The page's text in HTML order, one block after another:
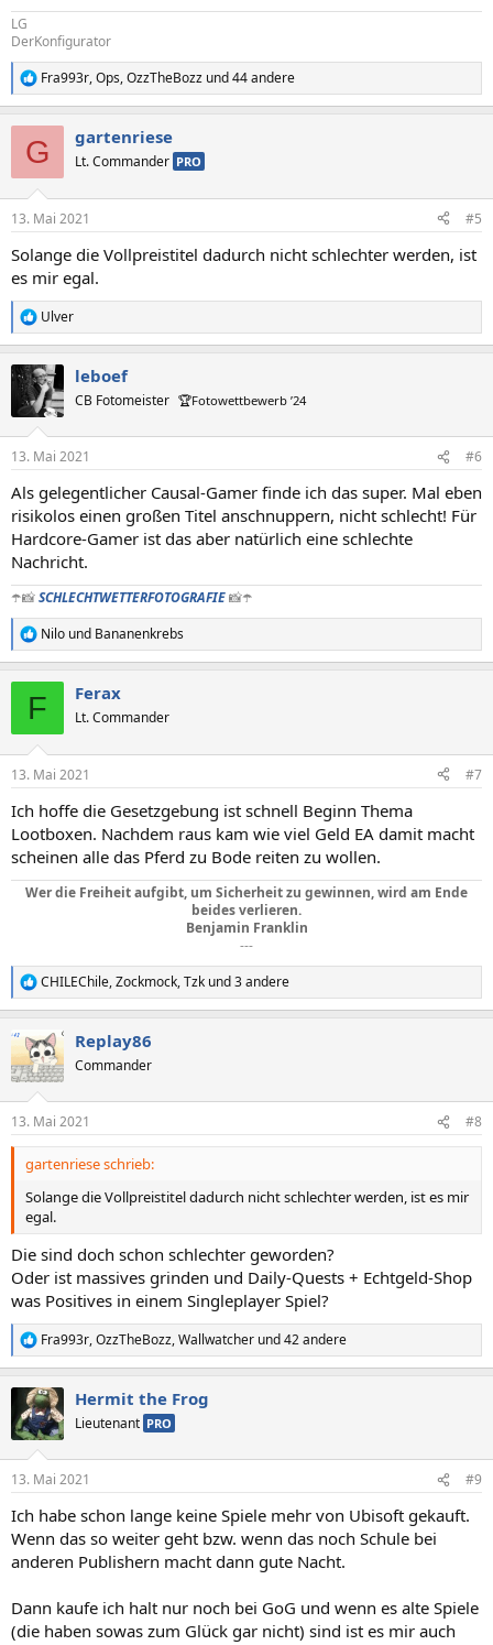
LG
DerKonfigurator
R
e
e
:
Fra993r,Ops,OzzTheBozz und 44 andere
G gartenriese
Lt. Commander PRO
13. Mai 2021 #5
Solange die Vollpreistitel dadurch nicht schlechter werden, ist
es mir egal.
R
e
k
t
i
e
:
Ulver
leboef
CB Fotomeister 🏆Fotowettbewerb ’24
13. Mai 2021 #6
Als gelegentlicher Causal-Gamer finde ich das super. Mal eben
risikolos einen großen Titel anschnuppern, nicht schlecht! Für
Hardcore-Gamer ist das aber natürlich eine schlechte
Nachricht.
☂️📸SCHLECHTWETTERFOTOGRAFIE📸☂️
R
e
e
:
Nilo und Bananenkrebs
F Ferax
Lt. Commander
13. Mai 2021 #7
Ich hoffe die Gesetzgebung ist schnell Beginn Thema
Lootboxen. Nachdem raus kam wie viel Geld EA damit macht
scheinen alle das Pferd zu Bode reiten zu wollen.
Wer die Freiheit aufgibt, um Sicherheit zu gewinnen, wird am Ende
beides verlieren.
Benjamin Franklin
---​
R
e
k
t
i
e
n
CHILEChile,Zockmock,Tzk und 3 andere
Replay86
Commander
13. Mai 2021 #8
gartenriese schrieb:
Solange die Vollpreistitel dadurch nicht schlechter werden, ist es mir
egal.
Die sind doch schon schlechter geworden?
Oder ist massives grinden und Daily-Quests + Echtgeld-Shop
was Positives in einem Singleplayer Spiel?
R
e
t
i
e
:
Fra993r,OzzTheBozz,Wallwatcher und 42 andere
Hermit the Frog
Lieutenant PRO
13. Mai 2021 #9
Ich habe schon lange keine Spiele mehr von Ubisoft gekauft.
Wenn das so weiter geht bzw. wenn das noch Schule bei
anderen Publishern macht dann gute Nacht.
Dann kaufe ich halt nur noch bei GoG und wenn es alte Spiele
(die haben sowas zum Glück gar nicht) sind ist es mir auch